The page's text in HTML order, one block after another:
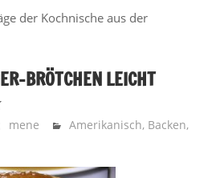
der Kochnische aus der
BRÖTCHEN LEICHT
mene Amerikanisch, Backen,